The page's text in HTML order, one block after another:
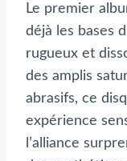
Le premier
déjà les bases
rugueux et
des amplis
abrasifs, ce
expérience
l’alliance